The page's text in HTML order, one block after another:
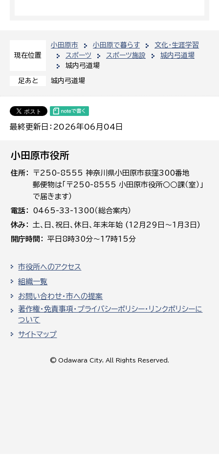
現在位置
小田原市 小田原で暮らす
文化・生涯学習
スポーツ
スポーツ施設
城内弓道場
城内弓道場
足あと 城内弓道場
最終更新日：2026年06月04日
小田原市役所
住所
〒250-8555 神奈川県小田原市荻窪300番地
郵便物は「〒250-8555 小田原市役所○○課（室）」
で届きます）
電話
0465-33-1300（総合案内）
休み
土､日､祝日、休日、年末年始 (12月29日～1月3日)
開庁時間
平日8時30分～17時15分
市役所へのアクセス
組織一覧
お問い合わせ・市への提案
著作権・免責事項・プライバシーポリシー・リンクポリシーに
ついて
サイトマップ
© Odawara City, All Rights Reserved.